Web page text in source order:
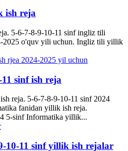
ish reja
5-6-7-8-9-10-11 sinf ingliz tili
2025 o'quv yili uchun. Ingliz tili yillik
sinf ish reja
reja. 5-6-7-8-9-10-11 sinf 2024
fanidan yillik ish reja.
5-sinf Informatika yillik...
10-11 sinf yillik ish rejalar